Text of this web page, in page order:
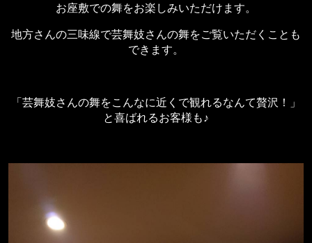
お座敷での舞をお楽しみいただけます。
地方さんの三味線で芸舞妓さんの舞をご覧いただくことも
できます。
「芸舞妓さんの舞をこんなに近くで観れるなんて贅沢！」
と喜ばれるお客様も♪